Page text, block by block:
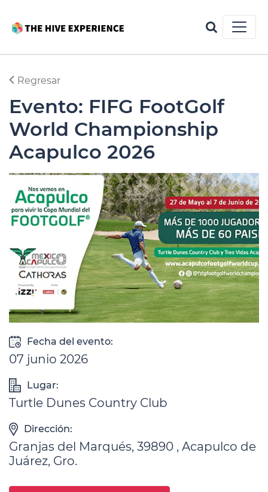
Regresar
Evento: FIFG FootGolf
World Championship
Acapulco 2026
Fecha del evento:
07 junio 2026
Lugar:
Turtle Dunes Country Club
Dirección:
Granjas del Marqués, 39890 , Acapulco de
Juárez, Gro.